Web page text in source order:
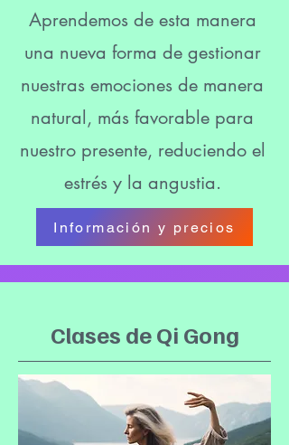
Aprendemos de esta manera
una nueva forma de gestionar
nuestras emociones de manera
natural, más favorable para
nuestro presente, reduciendo el
estrés y la angustia.
Información y precios
Clases de Qi Gong